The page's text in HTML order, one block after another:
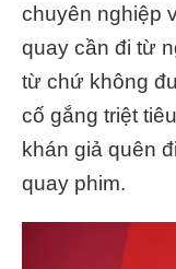
chuyên nghiệp
quay cần đi từ
từ chứ không
cố gắng triệt
khán giả quên
quay phim.